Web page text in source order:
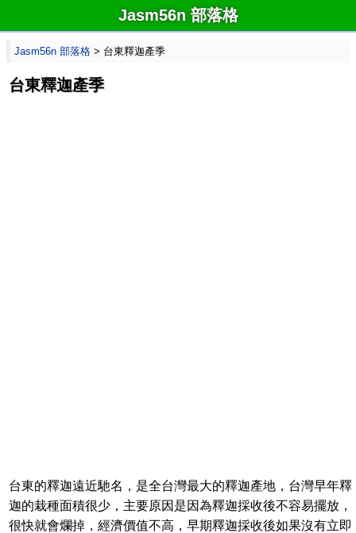
Jasm56n 部落格
Jasm56n 部落格 > 台東釋迦產季
台東釋迦產季
台東的釋迦遠近馳名，是全台灣最大的釋迦產地，台灣早年釋
迦的栽種面積很少，主要原因是因為釋迦採收後不容易擺放，
很快就會爛掉，經濟價值不高，早期釋迦採收後如果沒有立即